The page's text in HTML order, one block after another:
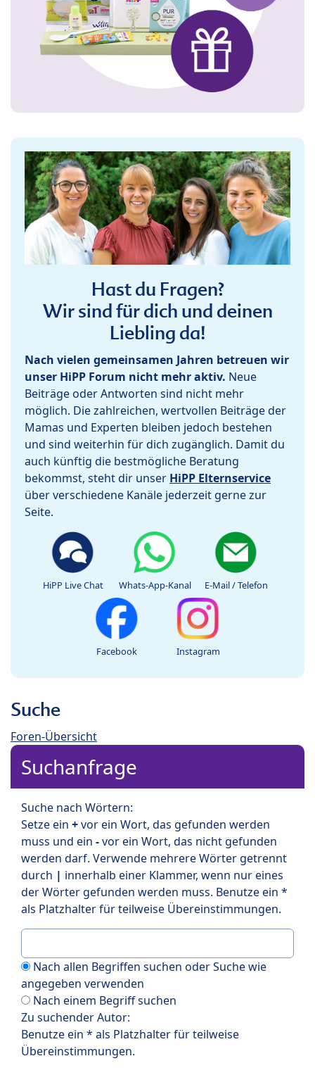
Hast du Fragen?
Wir sind für dich und deinen
Liebling da!
Nach vielen gemeinsamen Jahren betreuen wir
unser HiPP Forum nicht mehr aktiv. Neue
Beiträge oder Antworten sind nicht mehr
möglich. Die zahlreichen, wertvollen Beiträge der
Mamas und Experten bleiben jedoch bestehen
und sind weiterhin für dich zugänglich. Damit du
auch künftig die bestmögliche Beratung
bekommst, steht dir unser HiPP Elternservice
über verschiedene Kanäle jederzeit gerne zur
Seite.
HiPP Live Chat Whats-App-Kanal E-Mail / Telefon
Facebook Instagram
Suche
Foren-Übersicht
Suchanfrage
Suche nach Wörtern:
Setze ein +vor ein Wort, das gefunden werden
muss und ein -vor ein Wort, das nicht gefunden
werden darf. Verwende mehrere Wörter getrennt
durch | innerhalb einer Klammer, wenn nur eines
der Wörter gefunden werden muss. Benutze ein *
als Platzhalter für teilweise Übereinstimmungen.
Nach allen Begriffen suchen oder Suche wie
angegeben verwenden
Nach einem Begriff suchen
Zu suchender Autor:
Benutze ein * als Platzhalter für teilweise
Übereinstimmungen.